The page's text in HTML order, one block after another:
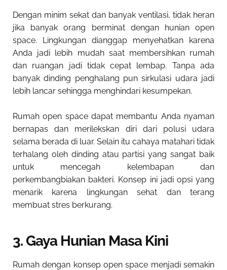
Dengan minim sekat dan banyak ventilasi, tidak heran
jika banyak orang berminat dengan hunian open
space. Lingkungan dianggap menyehatkan karena
Anda jadi lebih mudah saat membersihkan rumah
dan ruangan jadi tidak cepat lembap. Tanpa ada
banyak dinding penghalang pun sirkulasi udara jadi
lebih lancar sehingga menghindari kesumpekan.
Rumah open space dapat membantu Anda nyaman
bernapas dan merilekskan diri dari polusi udara
selama berada di luar. Selain itu cahaya matahari tidak
terhalang oleh dinding atau partisi yang sangat baik
untuk mencegah kelembapan dan
perkembangbiakan bakteri. Konsep ini jadi opsi yang
menarik karena lingkungan sehat dan terang
membuat stres berkurang.
3. Gaya Hunian Masa Kini
Rumah dengan konsep open space menjadi semakin